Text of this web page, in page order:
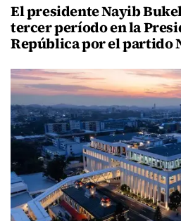
El presidente Nayib
tercer período en la
República por el partido